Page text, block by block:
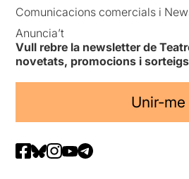
Comunicacions comercials i
Anuncia’t
Vull rebre la newsletter de
novetats, promocions i sorteigs
Unir-me